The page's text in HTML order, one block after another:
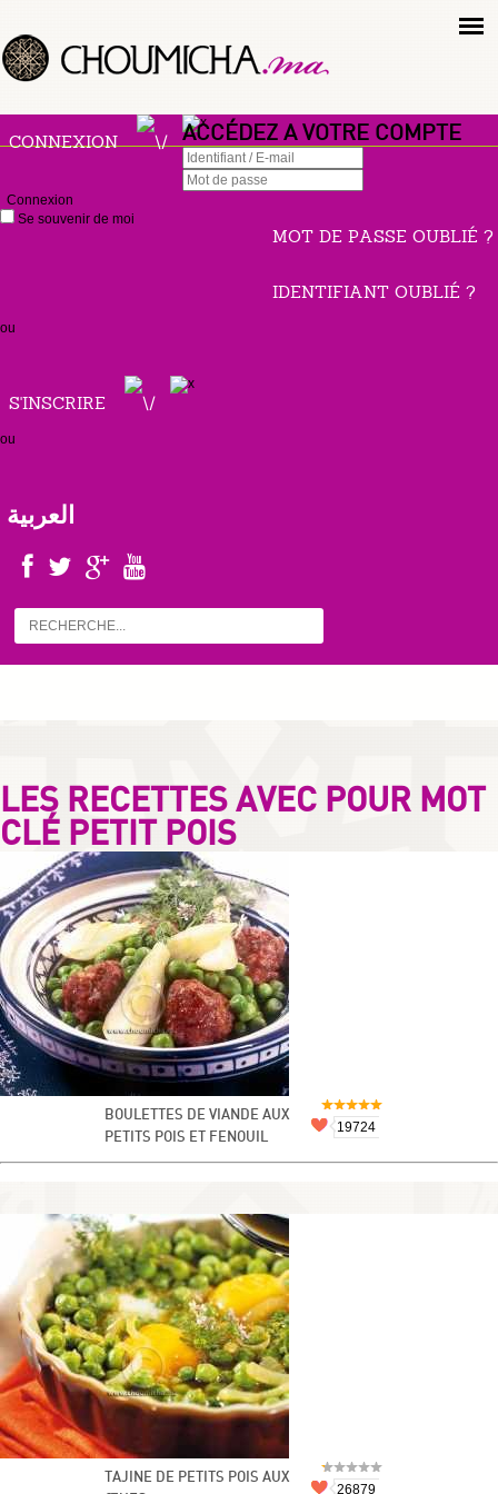
CONNEXION ACCÉDEZ A VOTRE COMPTE
Connexion
Se souvenir de moi
MOT DE PASSE OUBLIÉ ?
IDENTIFIANT OUBLIÉ ?
ou
S'INSCRIRE
ou
العربية
LES RECETTES AVEC POUR MOT
CLÉ PETIT POIS
BOULETTES DE VIANDE AUX
PETITS POIS ET FENOUIL
19724
TAJINE DE PETITS POIS AUX
26879